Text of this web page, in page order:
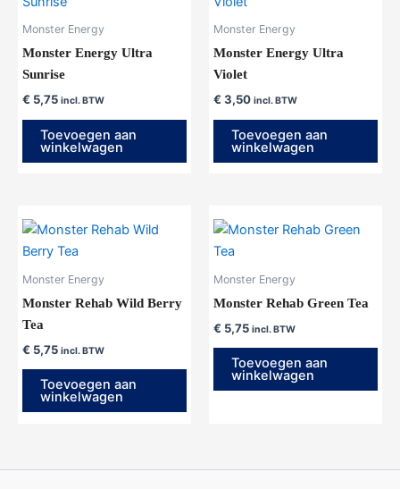
Monster Energy
Monster Energy Ultra
Sunrise
€ 5,75 incl. BTW
Toevoegen aan
winkelwagen
Monster Energy
Monster Energy Ultra
Violet
€ 3,50 incl. BTW
Toevoegen aan
winkelwagen
Monster Energy
Monster Rehab Wild Berry
Tea
€ 5,75 incl. BTW
Toevoegen aan
winkelwagen
Monster Energy
Monster Rehab Green Tea
€ 5,75 incl. BTW
Toevoegen aan
winkelwagen